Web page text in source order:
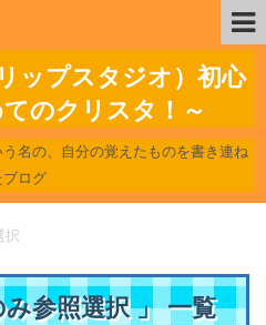
ップスタジオ）初心
のクリスタ！～
名の、自分の覚えたものを書き連ね
ブログ
択
参照選択 」 一覧